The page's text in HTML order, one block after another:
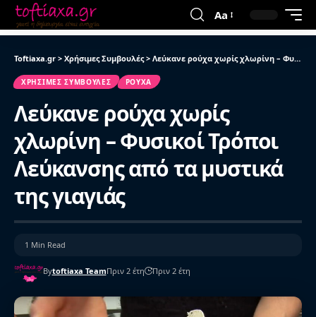
Aa
Toftiaxa.gr > Χρήσιμες Συμβουλές> Λεύκανε ρούχα χωρίς χλωρίνη – Φυσικοί Τρόποι Λεύκανσης από τα μυστικά της γιαγιάς
ΧΡΉΣΙΜΕΣ ΣΥΜΒΟΥΛΈΣ ΡΟΎΧΑ
Λεύκανε ρούχα χωρίς
χλωρίνη – Φυσικοί Τρόποι
Λεύκανσης από τα μυστικά
της γιαγιάς
Bytoftiaxa TeamΠριν 2 έτη Πριν 2 έτη
1 Min Read